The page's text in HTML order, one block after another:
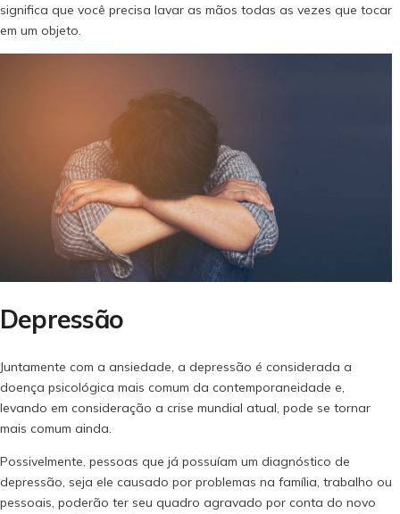
significa que você precisa lavar as mãos todas as vezes que tocar
em um objeto.
Depressão
Juntamente com a ansiedade, a depressão é considerada a
doença psicológica mais comum da contemporaneidade e,
levando em consideração a crise mundial atual, pode se tornar
mais comum ainda.
Possivelmente, pessoas que já possuíam um diagnóstico de
depressão, seja ele causado por problemas na família, trabalho ou
pessoais, poderão ter seu quadro agravado por conta do novo